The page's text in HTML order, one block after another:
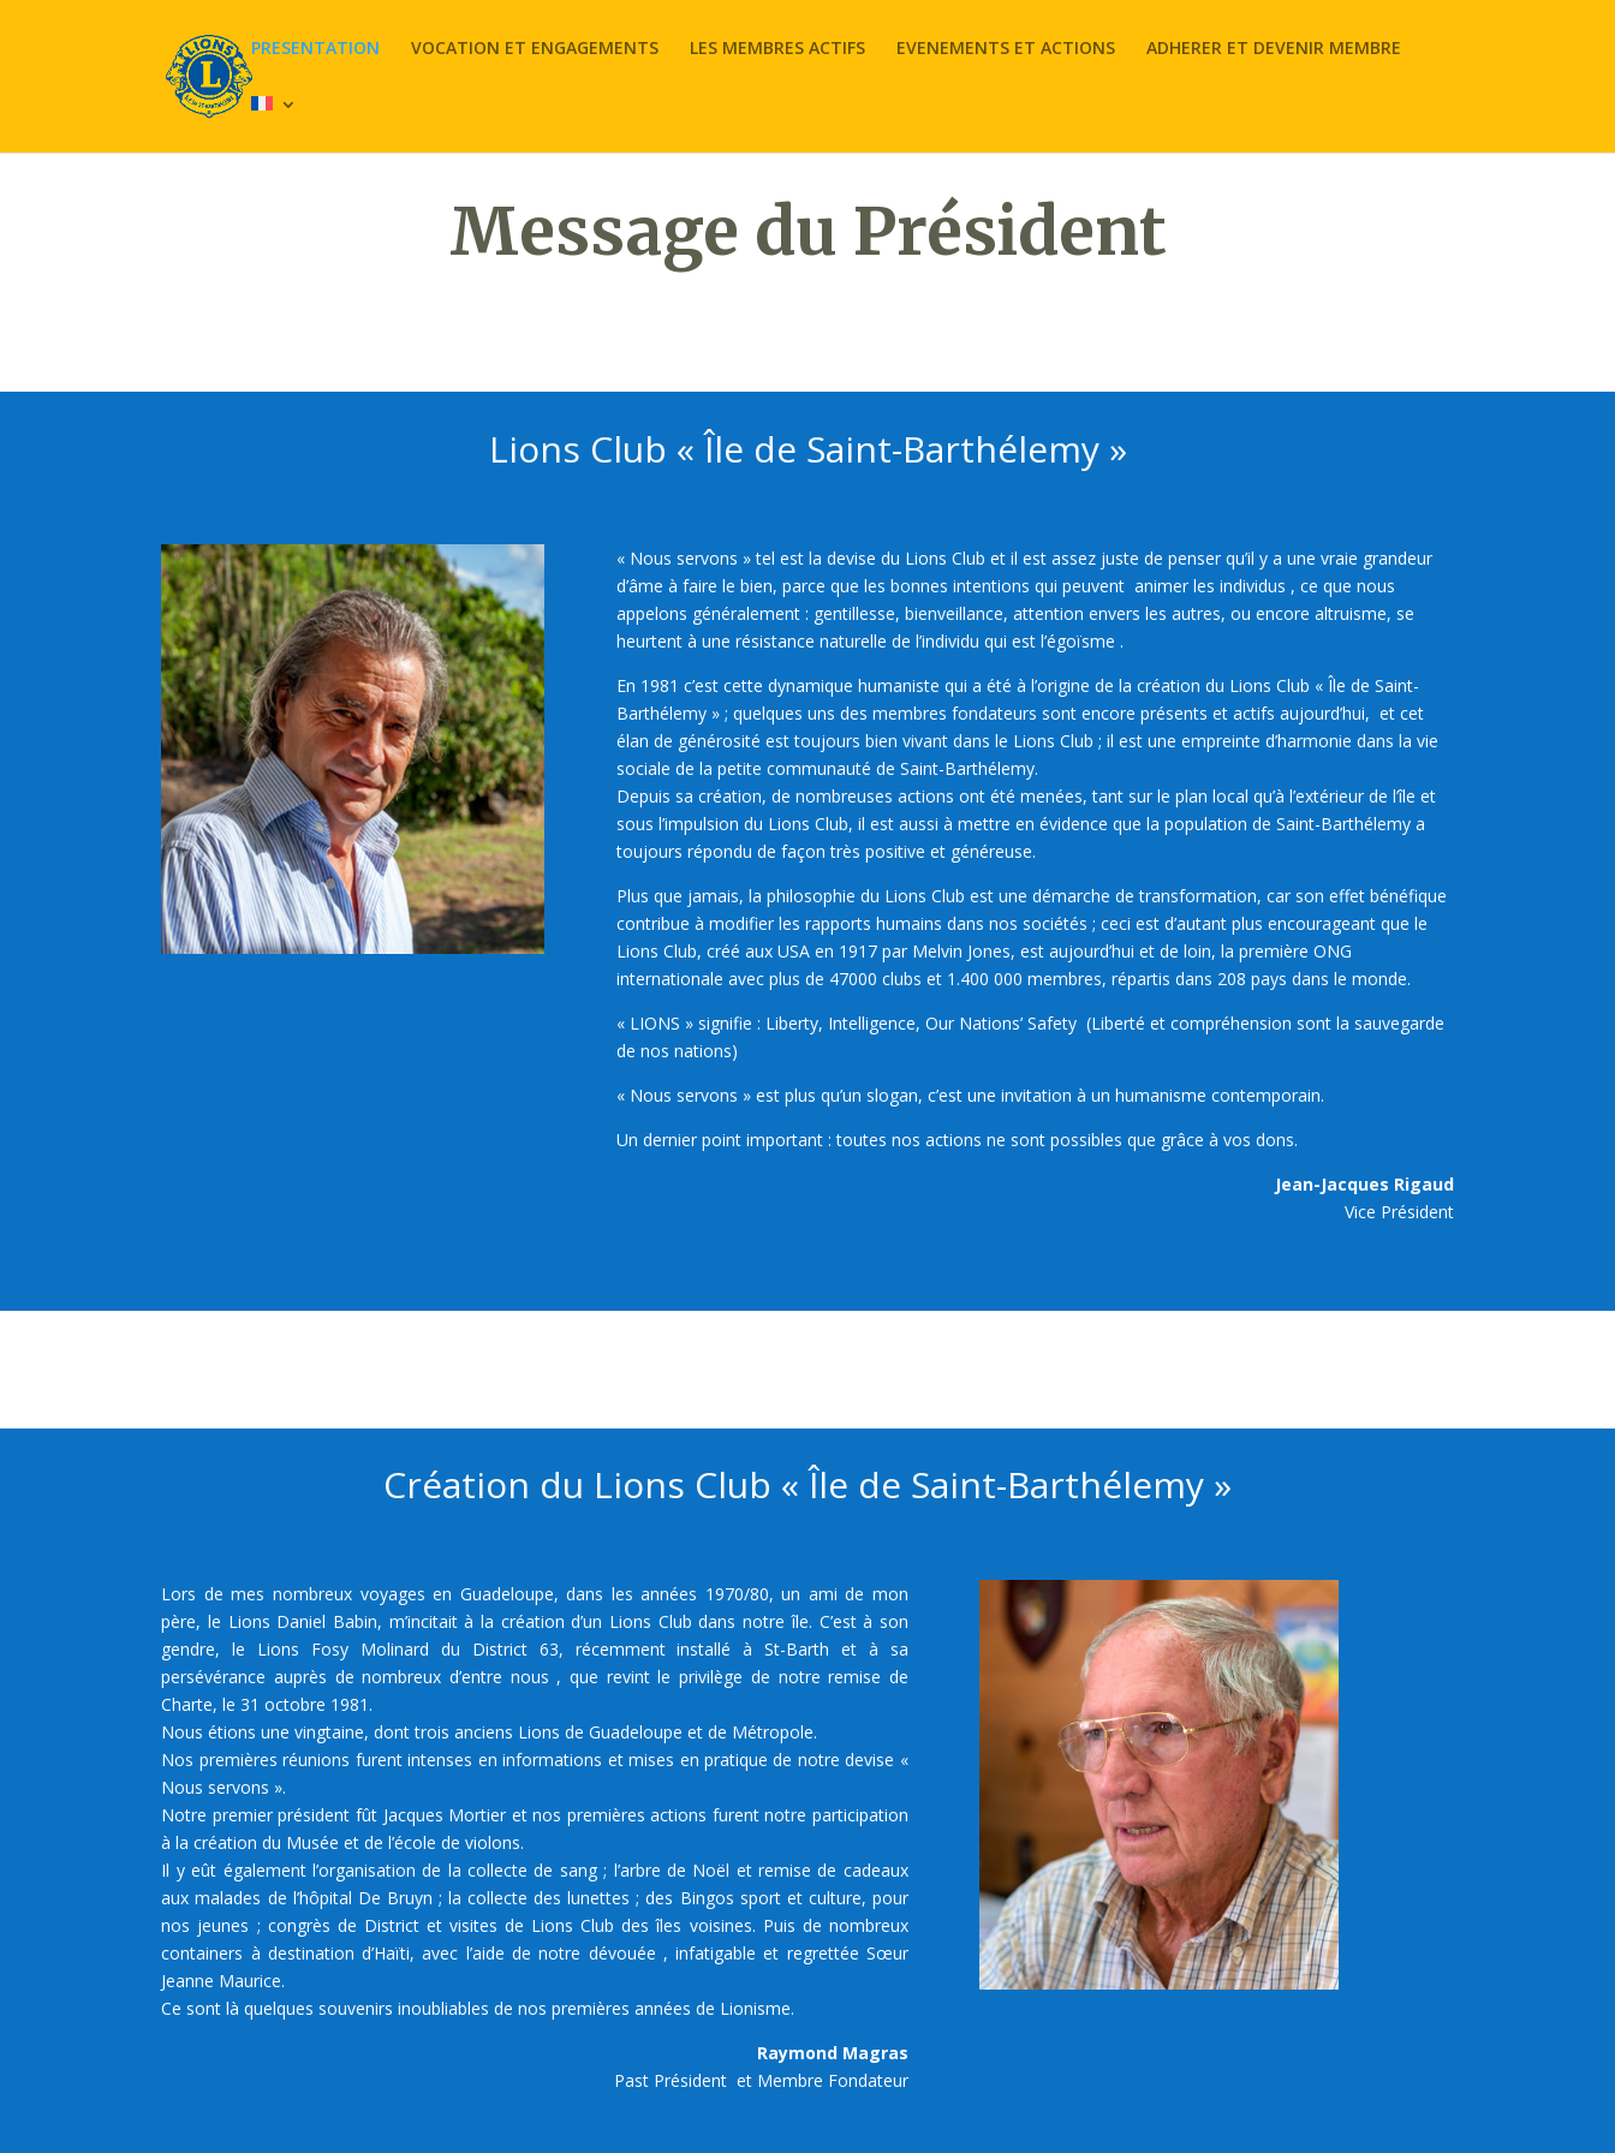
PRESENTATION VOCATION ET ENGAGEMENTS LES MEMBRES ACTIFS EVENEMENTS ET ACTIONS ADHERER ET DEVENIR MEMBRE
Message du Président
Lions Club « Île de Saint-Barthélemy »
« Nous servons » tel est la devise du Lions Club et il est assez juste de penser qu’il y a une vraie grandeur
d’âme à faire le bien, parce que les bonnes intentions qui peuvent animer les individus , ce que nous
appelons généralement : gentillesse, bienveillance, attention envers les autres, ou encore altruisme, se
heurtent à une résistance naturelle de l’individu qui est l’égoïsme .
En 1981 c’est cette dynamique humaniste qui a été à l’origine de la création du Lions Club « Île de Saint-
Barthélemy » ; quelques uns des membres fondateurs sont encore présents et actifs aujourd’hui, et cet
élan de générosité est toujours bien vivant dans le Lions Club ; il est une empreinte d’harmonie dans la vie
sociale de la petite communauté de Saint-Barthélemy.
Depuis sa création, de nombreuses actions ont été menées, tant sur le plan local qu’à l’extérieur de l’île et
sous l’impulsion du Lions Club, il est aussi à mettre en évidence que la population de Saint-Barthélemy a
toujours répondu de façon très positive et généreuse.
Plus que jamais, la philosophie du Lions Club est une démarche de transformation, car son effet bénéfique
contribue à modifier les rapports humains dans nos sociétés ; ceci est d’autant plus encourageant que le
Lions Club, créé aux USA en 1917 par Melvin Jones, est aujourd’hui et de loin, la première ONG
internationale avec plus de 47000 clubs et 1.400 000 membres, répartis dans 208 pays dans le monde.
« LIONS » signifie : Liberty, Intelligence, Our Nations’ Safety (Liberté et compréhension sont la sauvegarde
de nos nations)
« Nous servons » est plus qu’un slogan, c’est une invitation à un humanisme contemporain.
Un dernier point important : toutes nos actions ne sont possibles que grâce à vos dons.
Jean-Jacques Rigaud
Vice Président
Création du Lions Club « Île de Saint-Barthélemy »
Lors de mes nombreux voyages en Guadeloupe, dans les années 1970/80, un ami de mon
père, le Lions Daniel Babin, m’incitait à la création d’un Lions Club dans notre île. C’est à son
gendre, le Lions Fosy Molinard du District 63, récemment installé à St-Barth et à sa
persévérance auprès de nombreux d’entre nous , que revint le privilège de notre remise de
Charte, le 31 octobre 1981.
Nous étions une vingtaine, dont trois anciens Lions de Guadeloupe et de Métropole.
Nos premières réunions furent intenses en informations et mises en pratique de notre devise «
Nous servons ».
Notre premier président fût Jacques Mortier et nos premières actions furent notre participation
à la création du Musée et de l’école de violons.
Il y eût également l’organisation de la collecte de sang ; l’arbre de Noël et remise de cadeaux
aux malades de l’hôpital De Bruyn ; la collecte des lunettes ; des Bingos sport et culture, pour
nos jeunes ; congrès de District et visites de Lions Club des îles voisines. Puis de nombreux
containers à destination d’Haïti, avec l’aide de notre dévouée , infatigable et regrettée Sœur
Jeanne Maurice.
Ce sont là quelques souvenirs inoubliables de nos premières années de Lionisme.
Raymond Magras
Past Président et Membre Fondateur